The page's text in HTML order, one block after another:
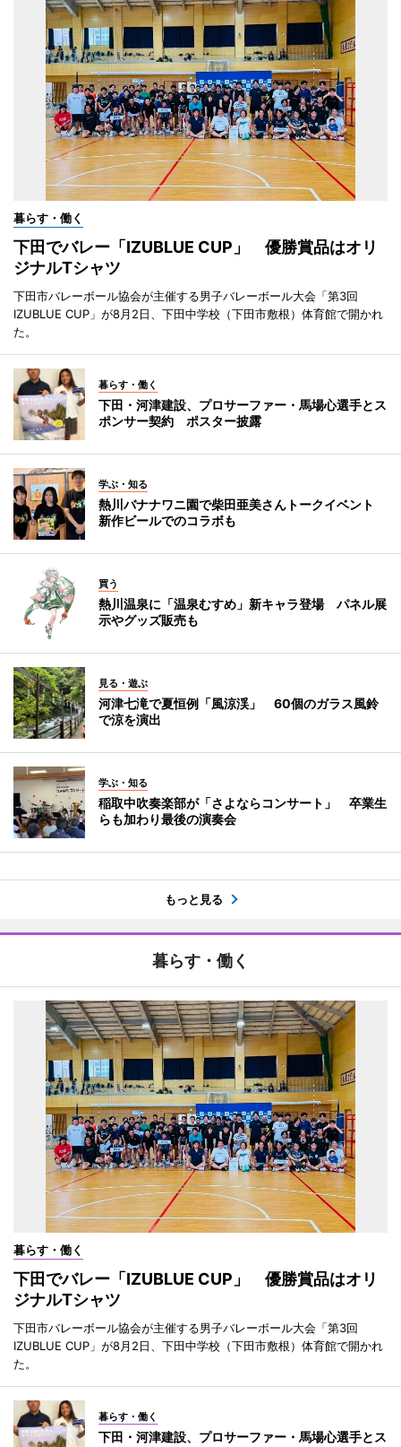
暮らす・働く
下田でバレー「IZUBLUE CUP」 優勝賞品はオリ
ジナルTシャツ
下田市バレーボール協会が主催する男子バレーボール大会「第3回
IZUBLUE CUP」が8月2日、下田中学校（下田市敷根）体育館で開かれ
た。
暮らす・働く
下田・河津建設、プロサーファー・馬場心選手とス
ポンサー契約 ポスター披露
学ぶ・知る
熱川バナナワニ園で柴田亜美さんトークイベント
新作ビールでのコラボも
買う
熱川温泉に「温泉むすめ」新キャラ登場 パネル展
示やグッズ販売も
見る・遊ぶ
河津七滝で夏恒例「風涼渓」 60個のガラス風鈴
で涼を演出
学ぶ・知る
稲取中吹奏楽部が「さよならコンサート」 卒業生
らも加わり最後の演奏会
もっと見る
暮らす・働く
暮らす・働く
下田でバレー「IZUBLUE CUP」 優勝賞品はオリ
ジナルTシャツ
下田市バレーボール協会が主催する男子バレーボール大会「第3回
IZUBLUE CUP」が8月2日、下田中学校（下田市敷根）体育館で開かれ
た。
暮らす・働く
下田・河津建設、プロサーファー・馬場心選手とス